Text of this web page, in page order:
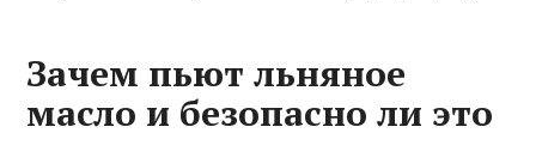
Зачем пьют льняное
масло и безопасно ли это